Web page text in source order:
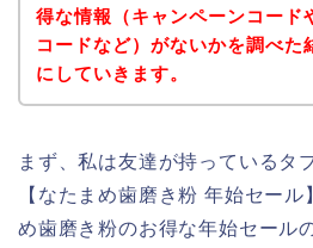
得な情報（キャンペーンコード
コードなど）がないかを調べた
にしていきます。
まず、私は友達が持っているタ
【なたまめ歯磨き粉 年始セール
め歯磨き粉のお得な年始セール